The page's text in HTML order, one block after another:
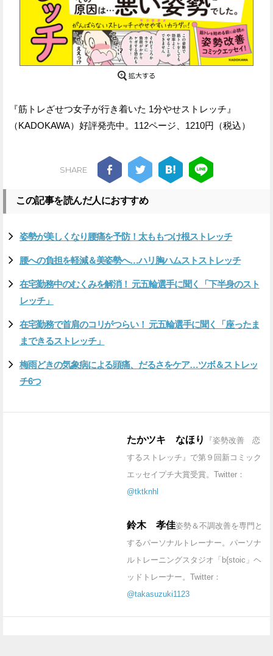
『筋トレざせつ女子が行き着いた 1分やせストレッチ』
（KADOKAWA）好評発売中。112ページ、1210円（税込）
SHARE
この記事を読んだ人におすすめ
姿勢が美しくなり腰痛を予防！太ももつけ根ストレッチ
腰への負担を軽減＆美姿勢へ…ハリ胸ハムストストレッチ
在宅勤務中のむくみを解消！ 元五輪選手に聞く「下半身のスト
レッチ」
在宅勤務で首肩のコリがつらい！ 元五輪選手に聞く「座ったま
まできるストレッチ」
梅雨どきの気象病による頭痛、だるさをケア…ツボ＆ストレッ
チ6つ
たかツキ なほり
『姿勢改善 恋
するストレッチ』で第９回新コミック
エッセイプチ大賞受賞。Twitter：
@tktknhl
鈴木 孝佳姿勢＆不調改善を専門と
するパーソナルトレーナー。パーソナ
ルトレーニングスタジオ「b{stoic」ヘ
ッドトレーナー。Twitter：
@takasuzuki1123